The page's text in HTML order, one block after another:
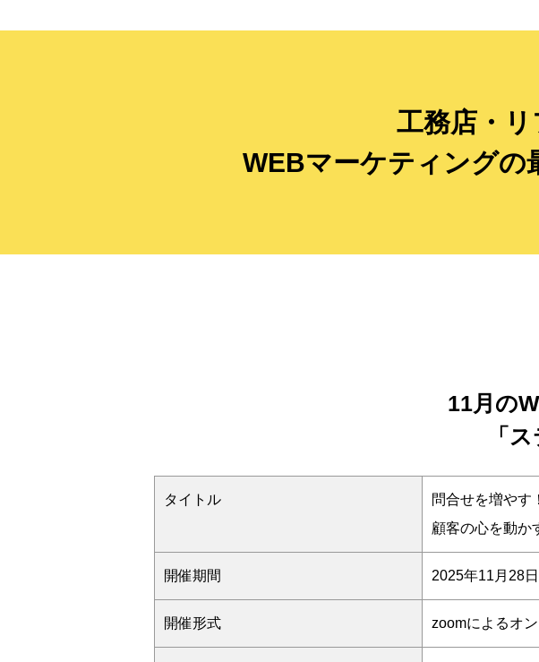
工務店・
WEBマーケティングの
11月の
「
タイトル
問合せを増やす！
顧客の心を動か
開催期間 2025年11月28
開催形式 zoomによるオ